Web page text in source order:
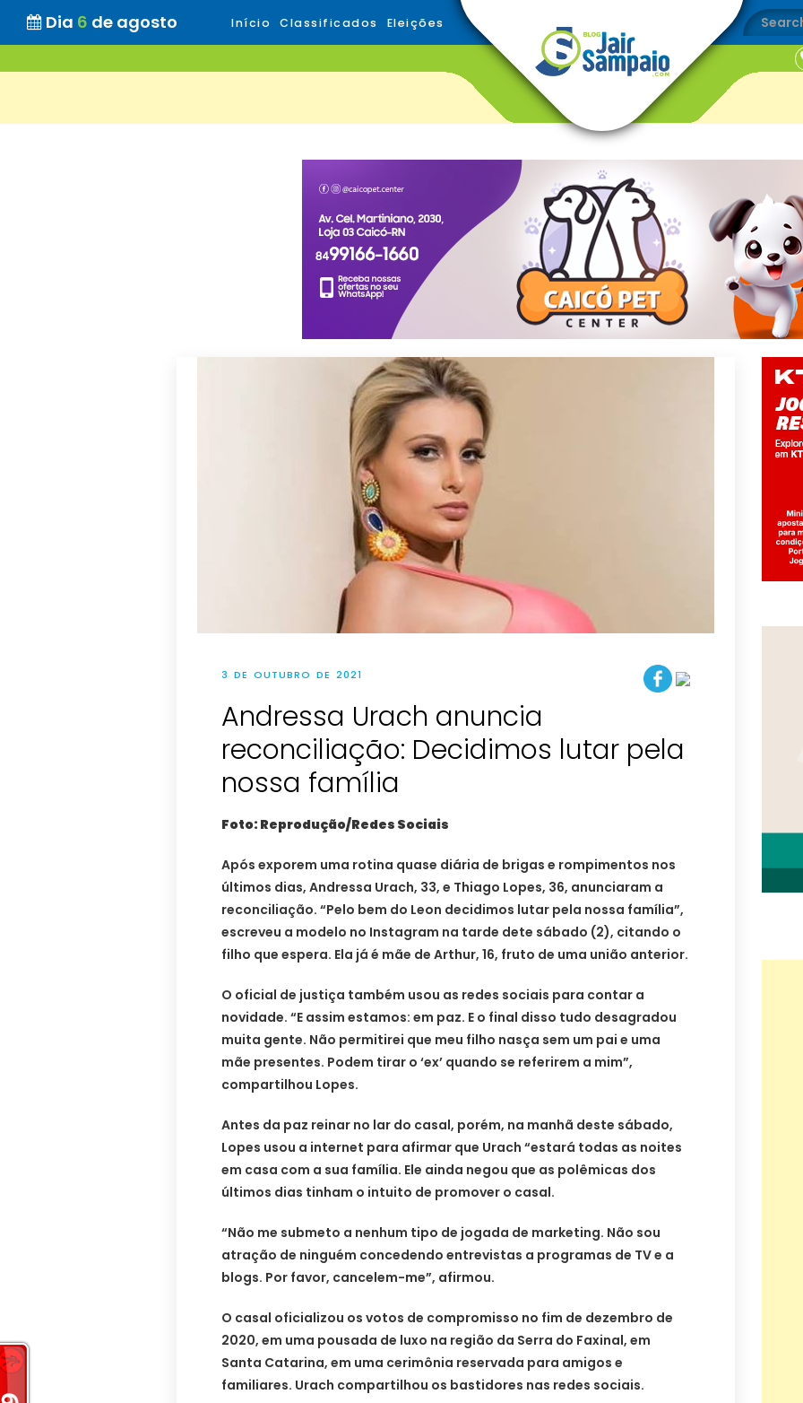
Dia 6 de agosto Início Classificados Eleições
3 DE OUTUBRO DE 2021
Andressa Urach anuncia
reconciliação: Decidimos lutar pela
nossa família
Foto: Reprodução/Redes Sociais
Após exporem uma rotina quase diária de brigas e rompimentos nos
últimos dias, Andressa Urach, 33, e Thiago Lopes, 36, anunciaram a
reconciliação. “Pelo bem do Leon decidimos lutar pela nossa família”,
escreveu a modelo no Instagram na tarde dete sábado (2), citando o
filho que espera. Ela já é mãe de Arthur, 16, fruto de uma união anterior.
O oficial de justiça também usou as redes sociais para contar a
novidade. “E assim estamos: em paz. E o final disso tudo desagradou
muita gente. Não permitirei que meu filho nasça sem um pai e uma
mãe presentes. Podem tirar o ‘ex’ quando se referirem a mim”,
compartilhou Lopes.
Antes da paz reinar no lar do casal, porém, na manhã deste sábado,
Lopes usou a internet para afirmar que Urach “estará todas as noites
em casa com a sua família. Ele ainda negou que as polêmicas dos
últimos dias tinham o intuito de promover o casal.
“Não me submeto a nenhum tipo de jogada de marketing. Não sou
atração de ninguém concedendo entrevistas a programas de TV e a
blogs. Por favor, cancelem-me”, afirmou.
O casal oficializou os votos de compromisso no fim de dezembro de
2020, em uma pousada de luxo na região da Serra do Faxinal, em
Santa Catarina, em uma cerimônia reservada para amigos e
familiares. Urach compartilhou os bastidores nas redes sociais.